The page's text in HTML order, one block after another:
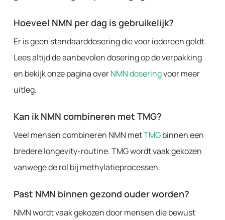
Hoeveel NMN per dag is gebruikelijk?
Er is geen standaarddosering die voor iedereen geldt.
Lees altijd de aanbevolen dosering op de verpakking
en bekijk onze pagina overNMN doseringvoor meer
uitleg.
Kan ik NMN combineren met TMG?
Veel mensen combineren NMN metTMGbinnen een
bredere longevity-routine. TMG wordt vaak gekozen
vanwege de rol bij methylatieprocessen.
Past NMN binnen gezond ouder worden?
NMN wordt vaak gekozen door mensen die bewust